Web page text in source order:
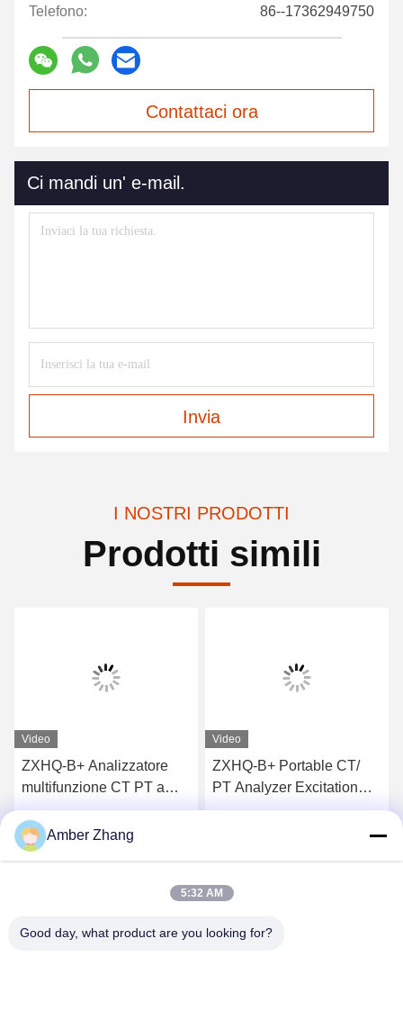
Telefono: 86--17362949750
Contattaci ora
Ci mandi un' e-mail.
Invia
I NOSTRI PRODOTTI
Prodotti simili
Video
ZXHQ-B+ Analizzatore
multifunzione CT PT a
frequenza variabile
IEC60044-1
Ottieni il miglior prezzo
Video
ZXHQ-B+ Portable CT/
PT Analyzer Excitation
Characteristics Tester
Amber Zhang
5:32 AM
Good day, what product are you looking for?